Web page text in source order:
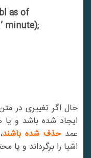
as of
minute);
حال اگر تغییری در متن
ایجاد شده باشد و یا هر
عمدحذف شده باشند
اشیا را برگرداند و یا